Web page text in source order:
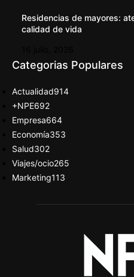
Residencias de mayores:
calidad de vida
Categorias Populares
Actualidad914
+NPE692
Empresa664
Economía353
Salud302
Viajes/ocio265
Marketing113